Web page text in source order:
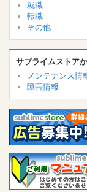
就職
転職
その他
サブライムストア
メンテナンス情
障害情報